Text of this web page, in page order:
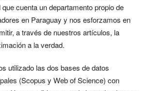
que cuenta un departamento propio de
en Paraguay y nos esforzamos en
a través de nuestros artículos, la
a la verdad.
utilizado las dos bases de datos
(Scopus y Web of Science) con